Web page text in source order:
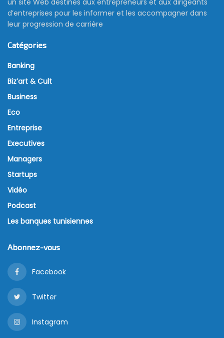
un site Web destinés aux entrepreneurs et aux dirigeants
d’entreprises pour les informer et les accompagner dans
leur progression de carrière
Catégories
Banking
Biz’art & Cult
Business
Eco
Entreprise
Executives
Managers
Startups
Vidéo
Podcast
Les banques tunisiennes
Abonnez-vous
Facebook
Twitter
Instagram